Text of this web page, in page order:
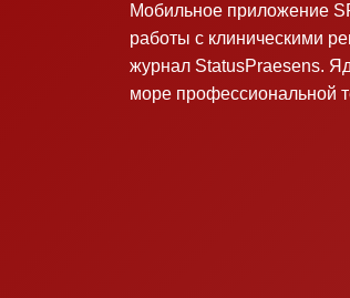
Мобильное приложение
работы с клиническими
журнал StatusPraesens.
море профессиональной